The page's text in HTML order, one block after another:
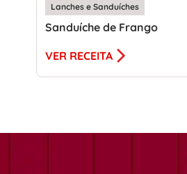
Lanches e Sanduíches
Sanduíche de Frango
VER RECEITA